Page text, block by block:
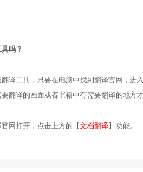
吗？
译工具，只要在电脑中找到翻译官网，
翻译的画面或者书籍中有需要翻译的地方
网打开，点击上方的【文档翻译】功能。